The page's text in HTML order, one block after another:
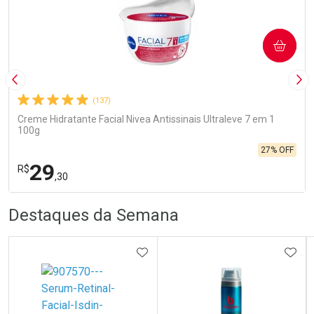
Imagem Anterior
(137)
Creme Hidratante Facial Nivea Antissinais Ultraleve 7 em 1
100g
R$29,30
27% OFF
COMPRAR
Laboratório
Por Menos
Destaques da Semana
ADICIONAR AOS FAVORITOS